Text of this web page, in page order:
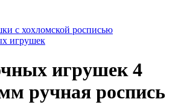
с хохломской росписью
игрушек
игрушек 4
ручная роспись